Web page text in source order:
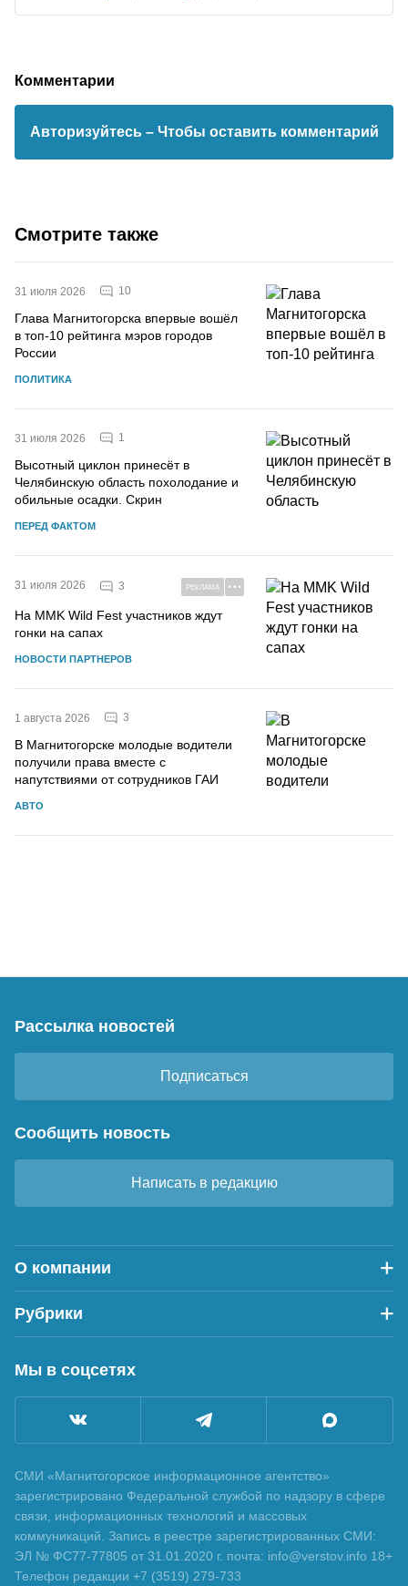
Комментарии
Авторизуйтесь – Чтобы оставить комментарий
Смотрите также
31 июля 2026 10
Глава Магнитогорска впервые вошёл
в топ-10 рейтинга мэров городов
России
ПОЛИТИКА
31 июля 2026 1
Высотный циклон принесёт в
Челябинскую область похолодание и
обильные осадки. Скрин
ПЕРЕД ФАКТОМ
31 июля 2026 3 РЕКЛАМА
На MMK Wild Fest участников ждут
гонки на сапах
НОВОСТИ ПАРТНЕРОВ
1 августа 2026 3
В Магнитогорске молодые водители
получили права вместе с
напутствиями от сотрудников ГАИ
АВТО
Рассылка новостей
Подписаться
Сообщить новость
Написать в редакцию
О компании
Рубрики
Мы в соцсетях
СМИ «Магнитогорское информационное агентство»
зарегистрировано Федеральной службой по надзору в сфере
связи, информационных технологий и массовых
коммуникаций. Запись в реестре зарегистрированных СМИ:
ЭЛ № ФС77-77805 от 31.01.2020 г. почта: info@verstov.info 18+
Телефон редакции +7 (3519) 279-733